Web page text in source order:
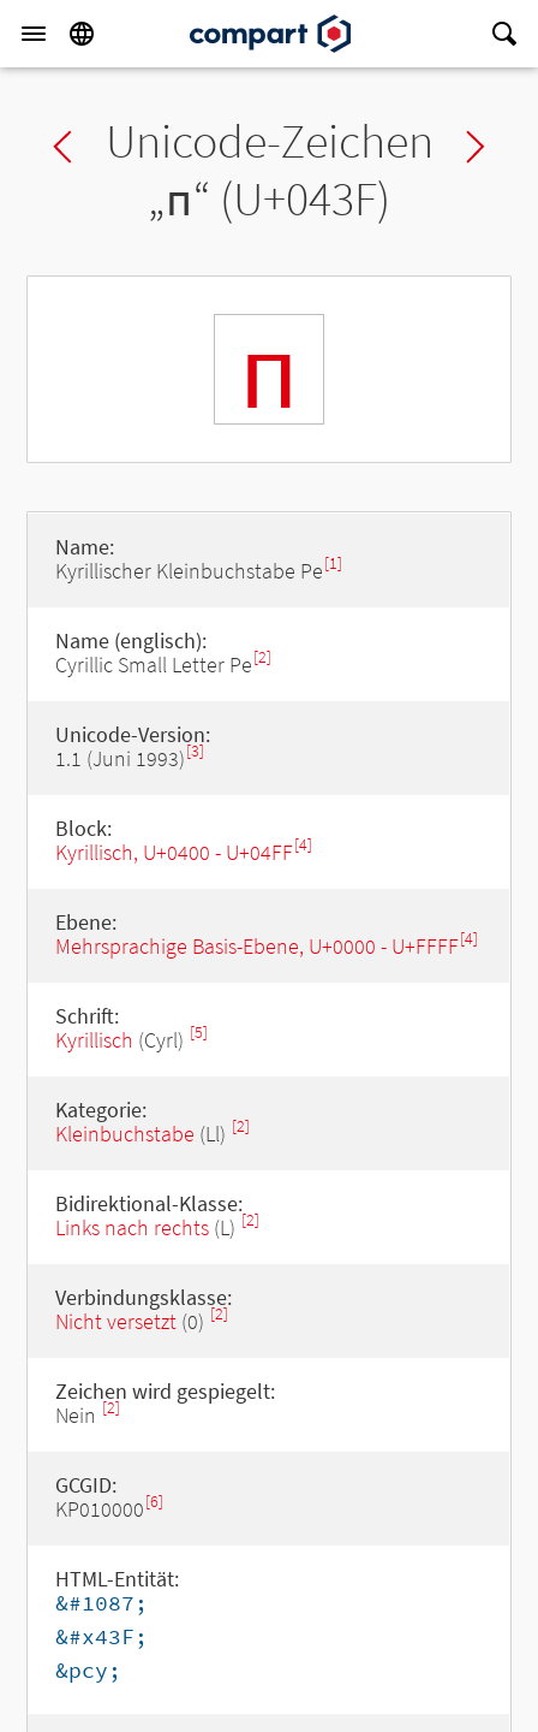
Previous char
Unicode-Zeichen
„п“ (U+043F)
п
Name:
Kyrillischer Kleinbuchstabe Pe[1]
Name (englisch):
Cyrillic Small Letter Pe[2]
Unicode-Version:
1.1 (Juni 1993)[3]
Block:
Kyrillisch, U+0400 - U+04FF[4]
Ebene:
Mehrsprachige Basis-Ebene, U+0000 - U+FFFF[4]
Schrift:
Kyrillisch (Cyrl) [5]
Kategorie:
Kleinbuchstabe (Ll) [2]
Bidirektional-Klasse:
Links nach rechts(L) [2]
Verbindungsklasse:
Nicht versetzt(0) [2]
Zeichen wird gespiegelt:
Nein [2]
GCGID:
KP010000[6]
HTML-Entität:
&#1087;
&#x43F;
&pcy;